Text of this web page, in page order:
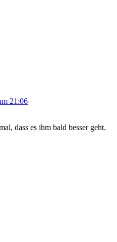
21:06
dass es ihm bald besser geht.